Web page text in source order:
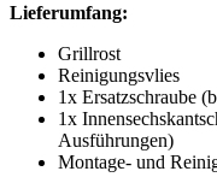
Lieferumfang:
Grillrost
Reinigungsvlies
1x Ersatzschraube
1x
Ausführungen)
Montage- und